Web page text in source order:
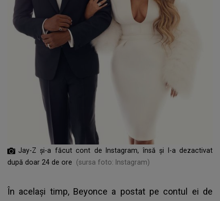
Jay-Z și-a făcut cont de Instagram, însă și l-a dezactivat
după doar 24 de ore
(sursa foto: Instagram)
În același timp, Beyonce a postat pe contul ei de